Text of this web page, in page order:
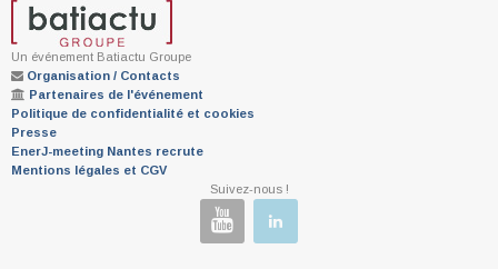
Un événement Batiactu Groupe
Organisation / Contacts
Partenaires de l'événement
Politique de confidentialité et cookies
Presse
EnerJ-meeting Nantes recrute
Mentions légales et CGV
Suivez-nous !